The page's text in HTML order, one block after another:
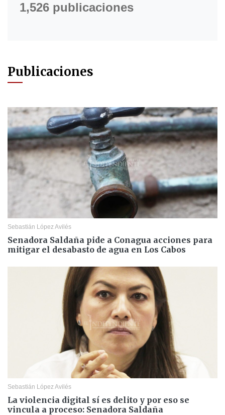
1,526 publicaciones
Publicaciones
Sebastián López Avilés
Senadora Saldaña pide a Conagua acciones para
mitigar el desabasto de agua en Los Cabos
Sebastián López Avilés
La violencia digital sí es delito y por eso se
vincula a proceso: Senadora Saldaña